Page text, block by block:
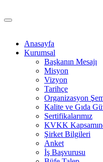
Anasayfa
Kurumsal
Başkanın Mesajı
Misyon
Vizyon
Tarihçe
Organizasyon
Kalite ve Gıda
Sertifikalarımız
KVKK
Şirket Bilgileri
Anket
İş Başvurusu